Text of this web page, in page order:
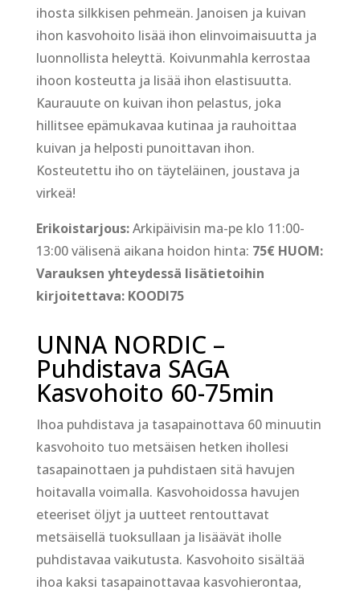
ihosta silkkisen pehmeän. Janoisen ja kuivan
ihon kasvohoito lisää ihon elinvoimaisuutta ja
luonnollista heleyttä. Koivunmahla kerrostaa
ihoon kosteutta ja lisää ihon elastisuutta.
Kaurauute on kuivan ihon pelastus, joka
hillitsee epämukavaa kutinaa ja rauhoittaa
kuivan ja helposti punoittavan ihon.
Kosteutettu iho on täyteläinen, joustava ja
virkeä!
Erikoistarjous:Arkipäivisin ma-pe klo 11:00-
13:00 välisenä aikana hoidon hinta: 75€ HUOM:
Varauksen yhteydessä lisätietoihin
kirjoitettava: KOODI75
UNNA NORDIC –
Puhdistava SAGA
Kasvohoito 60-75min
Ihoa puhdistava ja tasapainottava 60 minuutin
kasvohoito tuo metsäisen hetken ihollesi
tasapainottaen ja puhdistaen sitä havujen
hoitavalla voimalla. Kasvohoidossa havujen
eteeriset öljyt ja uutteet rentouttavat
metsäisellä tuoksullaan ja lisäävät iholle
puhdistavaa vaikutusta. Kasvohoito sisältää
ihoa kaksi tasapainottavaa kasvohierontaa,